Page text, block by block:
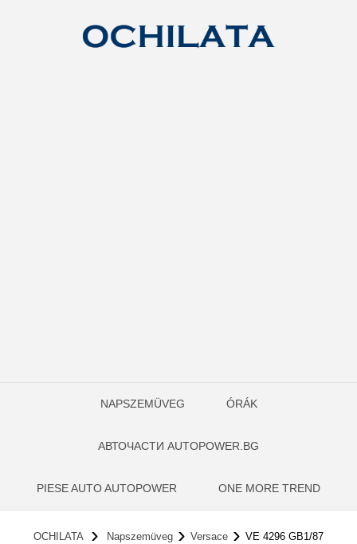
NAPSZEMÜVEG ÓRÁK
АВТОЧАСТИ AUTOPOWER.BG
PIESE AUTO AUTOPOWER ONE MORE TREND
OCHILATA Napszemüveg Versace VE 4296 GB1/87